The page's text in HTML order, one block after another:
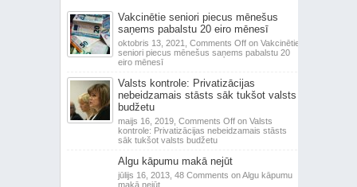
Vakcinētie seniori piecus mēnešus
saņems pabalstu 20 eiro mēnesī
oktobris 13, 2021, Comments Offon Vakcinētie
seniori piecus mēnešus saņems pabalstu 20
eiro mēnesī
Valsts kontrole: Privatizācijas
nebeidzamais stāsts sāk tukšot valsts
budžetu
maijs 16, 2019, Comments Offon Valsts
kontrole: Privatizācijas nebeidzamais stāsts
sāk tukšot valsts budžetu
Algu kāpumu makā nejūt
jūlijs 16, 2013, 48 Comments on Algu kāpumu
makā nejūt